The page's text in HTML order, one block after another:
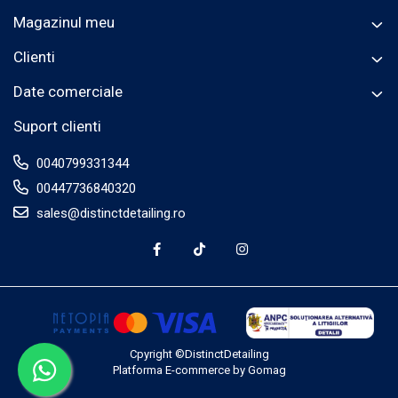
Magazinul meu
Clienti
Date comerciale
Suport clienti
0040799331344
00447736840320
sales@distinctdetailing.ro
Cpyright ©DistinctDetailing
Platforma E-commerce by Gomag